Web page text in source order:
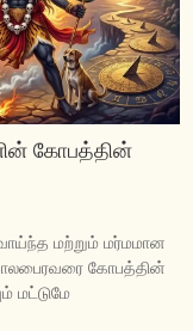
கோபத்தின்
மற்றும் மர்மமான
கோபத்தின்
மட்டுமே